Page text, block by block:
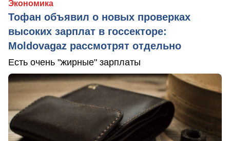
Экономика
Тофан объявил о новых проверках
высоких зарплат в госсекторе:
Moldovagaz рассмотрят отдельно
Есть очень "жирные" зарплаты